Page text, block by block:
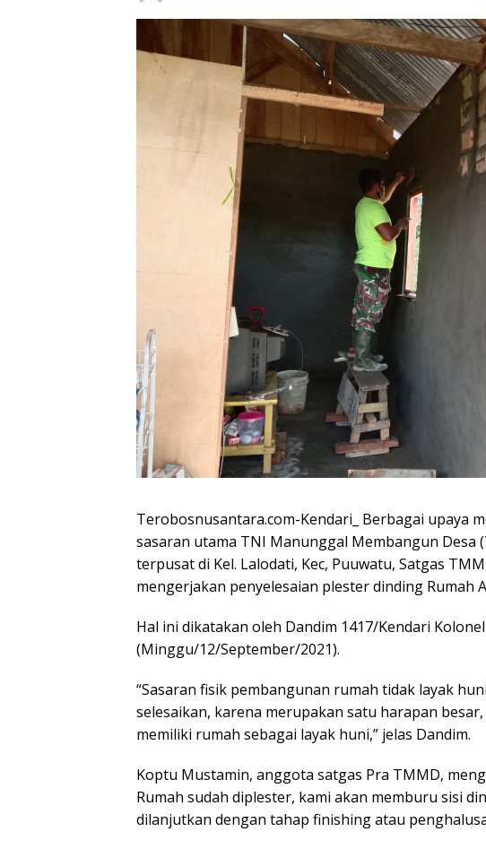
Terobosnusantara.com-Kendari_ Berbagai upaya
sasaran utama TNI Manunggal Membangun Desa
terpusat di Kel. Lalodati, Kec, Puuwatu, Satgas
mengerjakan penyelesaian plester dinding Rumah
Hal ini dikatakan oleh Dandim 1417/Kendari
(Minggu/12/September/2021).
“Sasaran fisik pembangunan rumah tidak layak
selesaikan, karena merupakan satu harapan
memiliki rumah sebagai layak huni,” jelas Dandim.
Koptu Mustamin, anggota satgas Pra TMMD,
Rumah sudah diplester, kami akan memburu sisi
dilanjutkan dengan tahap finishing atau